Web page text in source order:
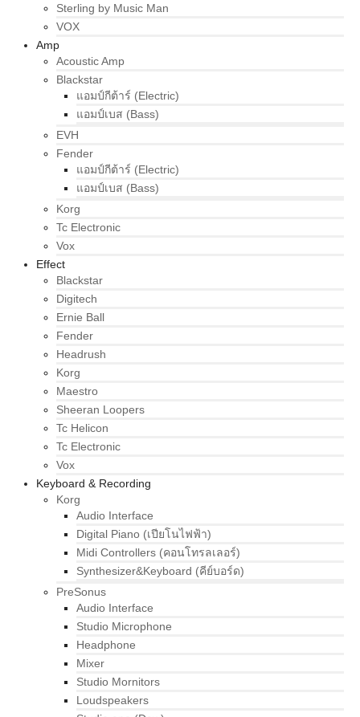
Sterling by Music Man
VOX
Amp
Acoustic Amp
Blackstar
แอมป์กีต้าร์ (Electric)
แอมป์เบส (Bass)
EVH
Fender
แอมป์กีต้าร์ (Electric)
แอมป์เบส (Bass)
Korg
Tc Electronic
Vox
Effect
Blackstar
Digitech
Ernie Ball
Fender
Headrush
Korg
Maestro
Sheeran Loopers
Tc Helicon
Tc Electronic
Vox
Keyboard & Recording
Korg
Audio Interface
Digital Piano (เปียโนไฟฟ้า)
Midi Controllers (คอนโทรลเลอร์)
Synthesizer&Keyboard (คีย์บอร์ด)
PreSonus
Audio Interface
Studio Microphone
Headphone
Mixer
Studio Mornitors
Loudspeakers